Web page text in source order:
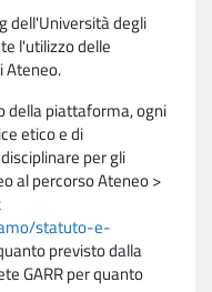
dell'Università degli
l'utilizzo delle
Ateneo.
della piattaforma, ogni
etico e di
per gli
al percorso Ateneo >
statuto-e-
previsto dalla
GARR per quanto